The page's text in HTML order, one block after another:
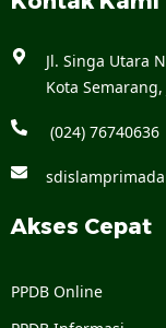
Jl. Singa Utara
Kota
(024) 76740636
Akses Cepat
PPDB Online